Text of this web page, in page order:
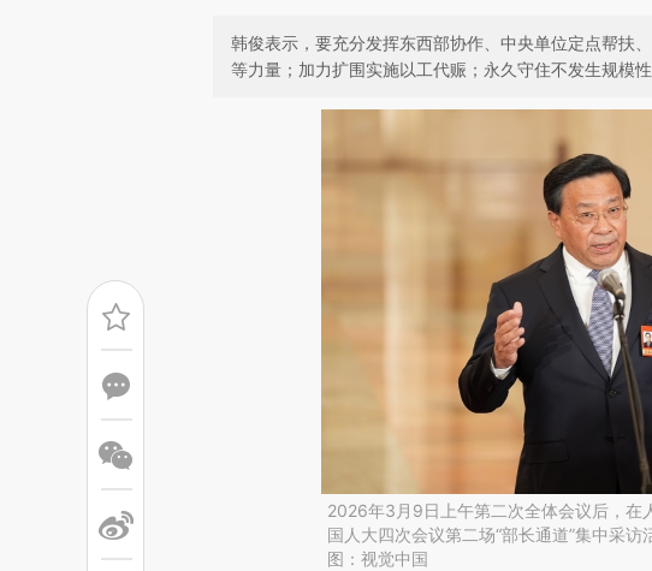
韩俊表示，要充分发挥东西部协作、中央单位定点帮扶
等力量；加力扩围实施以工代赈；永久守住不发生规模
2026年3月9日上午第二次全体会议后，在
国人大四次会议第二场“部长通道”集中采访
图：视觉中国